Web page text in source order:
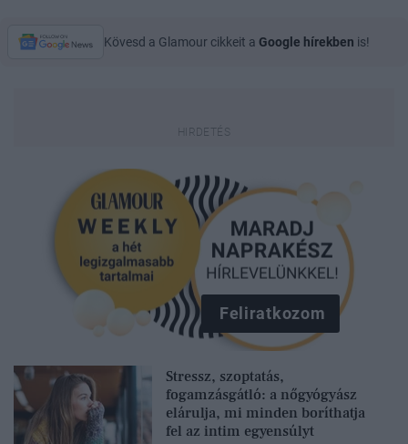
Kövesd a Glamour cikkeit a Google hírekben is!
Feliratkozom
Stressz, szoptatás,
fogamzásgátló: a nőgyógyász
elárulja, mi minden boríthatja
fel az intim egyensúlyt